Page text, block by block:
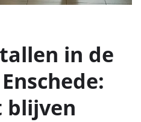
in de
blijven